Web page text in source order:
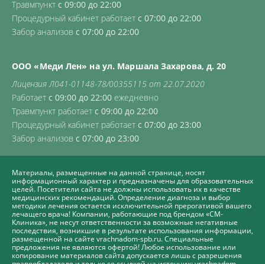
Травмпункт с 09:00 до 22:00
Процедурный кабинет работает с 07:00 до 22:00
Забор анализов с 07:00 до 22:00
ООО «Меди Лен» на ул. Маршала Захарова, д. 20
Лицензия Л041-01148-78/00355115 от 22.07.2020
Работает с 09:00 до 22:00 ежедневно
Травмпункт работает с 09:00 до 22:00
Процедурный кабинет работает с 07:00 до 23:00
Забор анализов с 07:00 до 23:00
Материалы, размещенные на данной странице, носят
информационный характер и предназначены для образовательных
целей. Посетители сайта не должны использовать их в качестве
медицинских рекомендаций. Определение диагноза и выбор
методики лечения остается исключительной прерогативой вашего
лечащего врача! Компании, работающие под брендом «СМ-
Клиника», не несут ответственности за возможные негативные
последствия, возникшие в результате использования информации,
размещенной на сайте vrachnadom-spb.ru. Специальные
предложения не являются офертой! Любое использование или
копирование материалов сайта допускается лишь с разрешения